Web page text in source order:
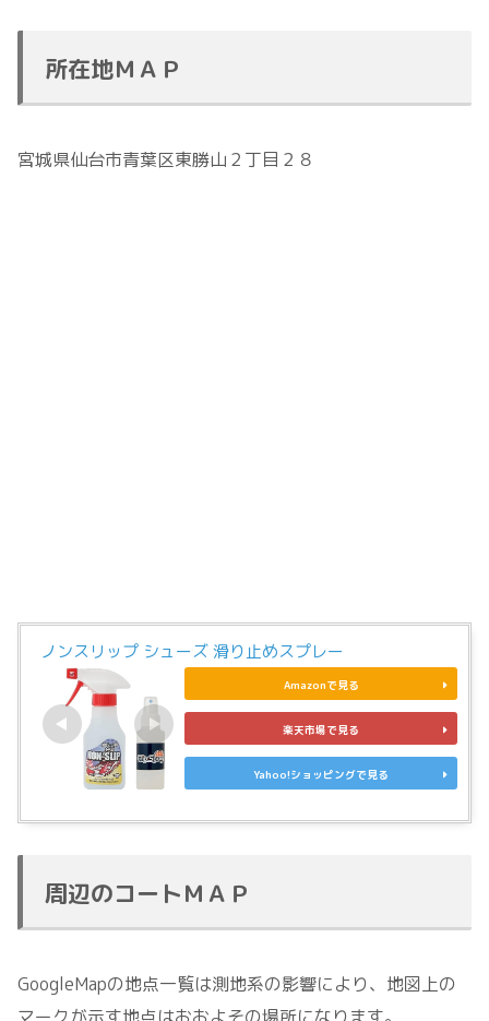
所在地ＭＡＰ
宮城県仙台市青葉区東勝山２丁目２８
ノンスリップ シューズ 滑り止めスプレー
Amazonで見る
楽天市場で見る
Yahoo!ショッピングで見る
周辺のコートＭＡＰ
GoogleMapの地点一覧は測地系の影響により、地図上の